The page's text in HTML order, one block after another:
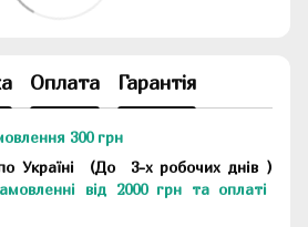
Оплата Гарантія
300 грн
Україні (До 3-х робочих днів )
від 2000 грн та оплаті